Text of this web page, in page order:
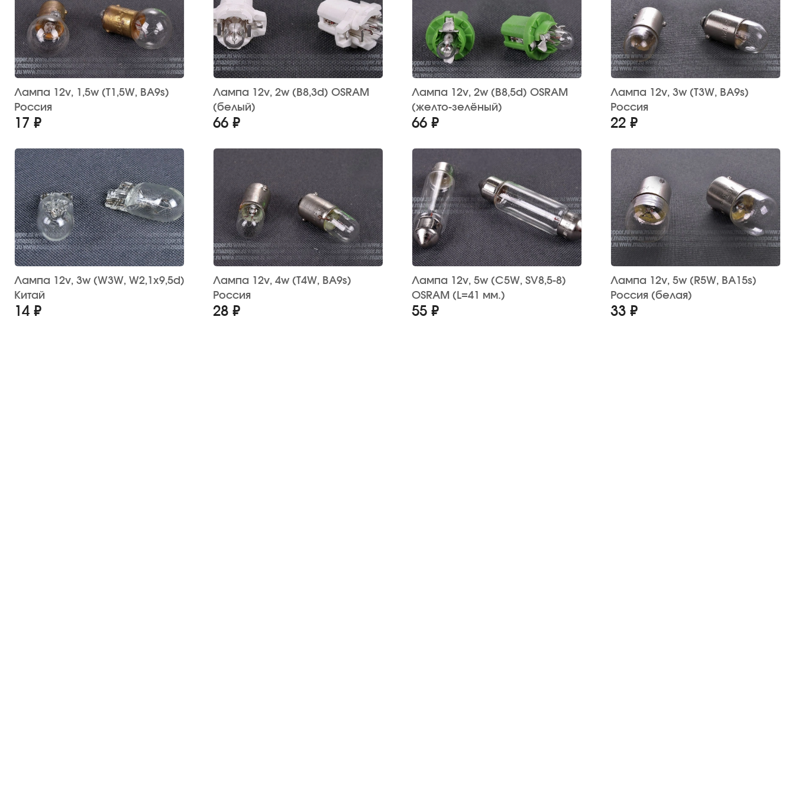
Лампа 12v, 1,5w (T1,5W, BA9s)
Россия
17 ₽
Лампа 12v, 2w (B8,3d) OSRAM
(белый)
66 ₽
Лампа 12v, 2w (B8,5d) OSRAM
(желто-зелёный)
66 ₽
Лампа 12v, 3w (T3W, BA9s)
Россия
22 ₽
Лампа 12v, 3w (W3W, W2,1x9,5d)
Китай
14 ₽
Лампа 12v, 4w (T4W, BA9s)
Россия
28 ₽
Лампа 12v, 5w (C5W, SV8,5-8)
OSRAM (L=41 мм.)
55 ₽
Лампа 12v, 5w (R5W, BA15s)
Россия (белая)
33 ₽